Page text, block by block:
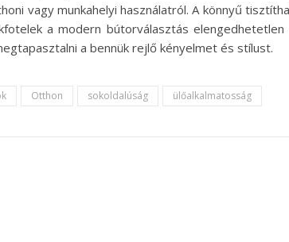
vagy munkahelyi használatról. A könnyű
a modern bútorválasztás elengedhetetlen
a bennük rejlő kényelmet és stílust.
Otthon sokoldalúság ülőalkalmatosság